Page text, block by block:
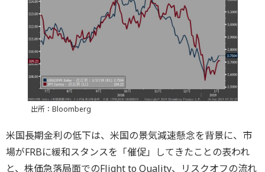
出所：Bloomberg
米国長期金利の低下は、米国の景気減速懸念を背景に、市
場がFRBに緩和スタンスを「催促」してきたことの表われ
と、株価急落局面でのFlight to Quality、リスクオフの流れ